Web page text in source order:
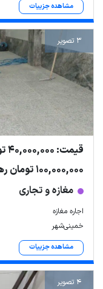
مشاهده جزییات
3 تصویر
قیمت: 40,000,000 تومان اجاره
100,000,000 تومان رهن
مغازه و تجاری
اجاره مغازه
خمینی‌شهر
مشاهده جزییات
4 تصویر